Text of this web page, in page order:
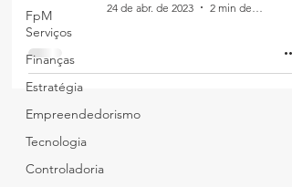
FpM
Serviços
Finanças
Estratégia
Empreendedorismo
Tecnologia
Controladoria
24 de abr. de 2023